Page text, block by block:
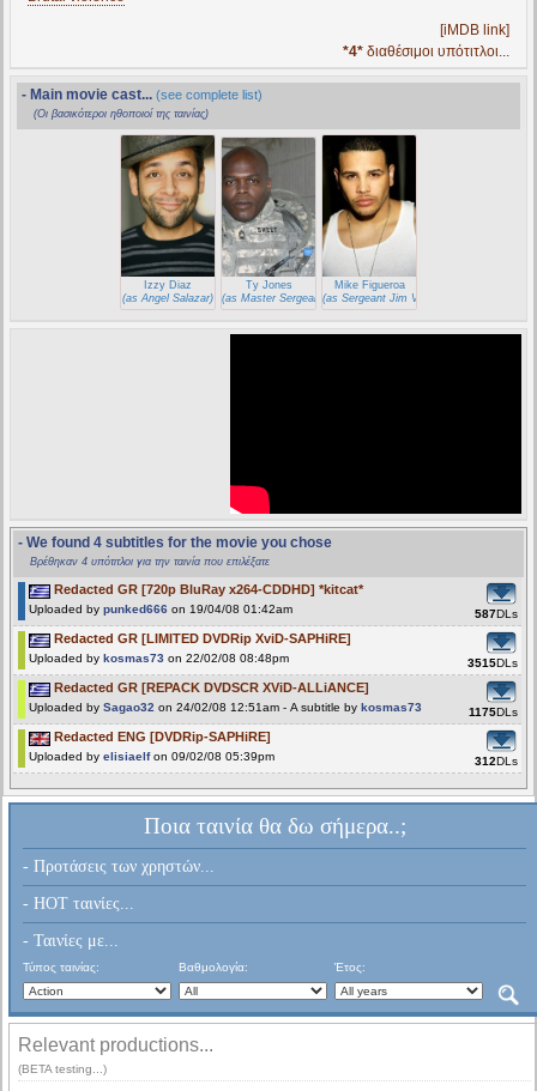
[iMDB link]
*4* διαθέσιμοι υπότιτλοι...
- Main movie cast... (see complete list)
(Οι βασικότεροι ηθοποιοί της ταινίας)
Izzy Diaz
(as Angel Salazar)
Ty Jones
(as Master Sergeant Sweet)
Mike Figueroa
(as Sergeant Jim Vasquez)
- We found 4 subtitles for the movie you chose
Βρέθηκαν 4 υπότιτλοι για την ταινία που επιλέξατε
Redacted GR [720p BluRay x264-CDDHD] *kitcat*
Uploaded by punked666 on 19/04/08 01:42am 587DLs
Redacted GR [LIMITED DVDRip XviD-SAPHiRE]
Uploaded by kosmas73 on 22/02/08 08:48pm 3515DLs
Redacted GR [REPACK DVDSCR XViD-ALLiANCE]
Uploaded by Sagao32 on 24/02/08 12:51am - A subtitle by kosmas73 1175DLs
Redacted ENG [DVDRip-SAPHiRE]
Uploaded by elisiaelfon 09/02/08 05:39pm 312DLs
Ποια ταινία θα δω σήμερα..;
- Προτάσεις των χρηστών...
- HOT ταινίες...
- Ταινίες με...
Τύπος ταινίας: Βαθμολογία: Έτος:
Relevant productions...
(BETA testing...)